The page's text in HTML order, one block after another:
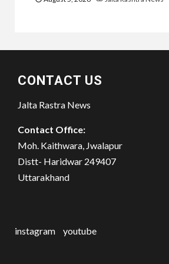
CONTACT US
Jalta Rastra News
Contact Office:
Moh. Kaithwara, Jwalapur
Distt- Haridwar 249407
Uttarakhand
instagram youtube